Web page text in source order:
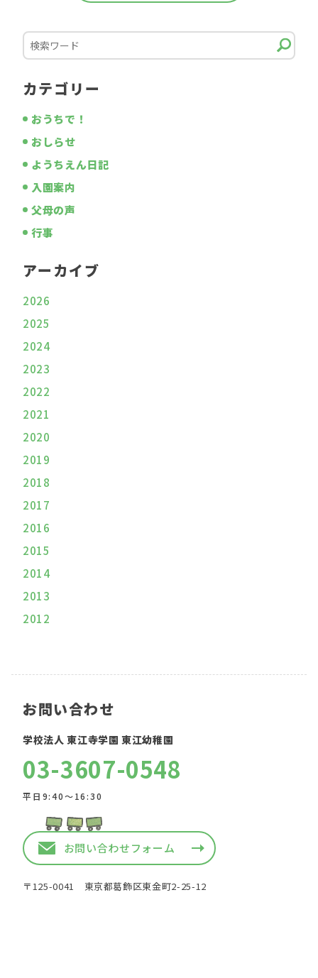
カテゴリー
おうちで！
おしらせ
ようちえん日記
入園案内
父母の声
行事
アーカイブ
2026
2025
2024
2023
2022
2021
2020
2019
2018
2017
2016
2015
2014
2013
2012
お問い合わせ
学校法人 東江寺学園 東江幼稚園
03-3607-0548
平日9:40〜16:30
お問い合わせフォーム
〒125-0041 東京都葛飾区東金町2-25-12